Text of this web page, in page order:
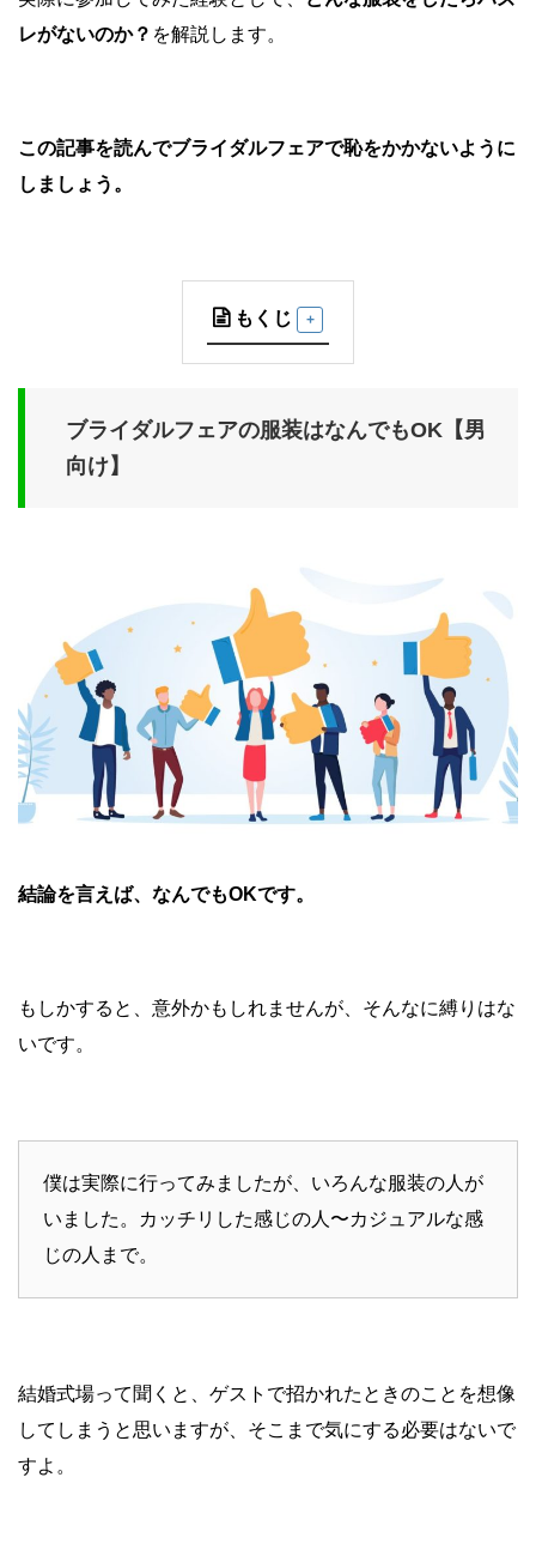
レがないのか？ を解説します。
この記事を読んでブライダルフェアで恥をかかないように
しましょう。
もくじ
ブライダルフェアの服装はなんでもOK【男
向け】
結論を言えば、なんでもOKです。
もしかすると、意外かもしれませんが、そんなに縛りはな
いです。
僕は実際に行ってみましたが、いろんな服装の人が
いました。カッチリした感じの人〜カジュアルな感
じの人まで。
結婚式場って聞くと、ゲストで招かれたときのことを想像
してしまうと思いますが、そこまで気にする必要はないで
すよ。